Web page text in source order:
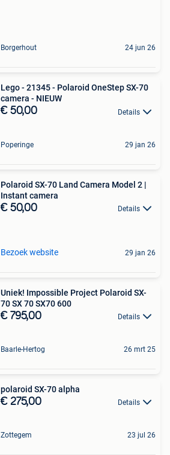
Borgerhout 24 jun 26
Lego - 21345 - Polaroid OneStep SX-70
camera - NIEUW
€ 50,00 Details
Poperinge 29 jan 26
Polaroid SX-70 Land Camera Model 2 |
Instant camera
€ 50,00 Details
Bezoek website 29 jan 26
Uniek! Impossible Project Polaroid SX-
70 SX 70 SX70 600
€ 795,00 Details
Baarle-Hertog 26 mrt 25
polaroid SX-70 alpha
€ 275,00 Details
Zottegem 23 jul 26